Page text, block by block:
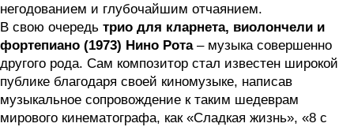
негодованием и глубочайшим отчаянием.
В свою очередь трио для кларнета, виолончели и
фортепиано (1973) Нино Рота– музыка совершенно
другого рода. Сам композитор стал известен широкой
публике благодаря своей киномузыке, написав
музыкальное сопровождение к таким шедеврам
мирового кинематографа, как «Сладкая жизнь», «8 с